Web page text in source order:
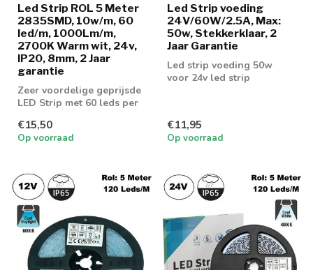
Led Strip ROL 5 Meter
2835SMD, 10w/m, 60
led/m, 1000Lm/m,
2700K Warm wit, 24v,
IP20, 8mm, 2 Jaar
garantie
Zeer voordelige geprijsde
LED Strip met 60 leds per
lich...
€15,50
Op voorraad
Led Strip voeding
24V/60W/2.5A, Max:
50w, Stekkerklaar, 2
Jaar Garantie
Led strip voeding 50w
voor 24v led strip
€11,95
Op voorraad